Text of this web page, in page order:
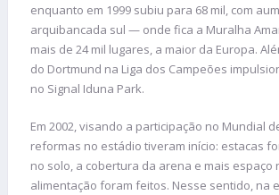
enquanto em 1999 subiu para 68 mil, com
arquibancada sul — onde fica a Muralha
mais de 24 mil lugares, a maior da Europa.
do Dortmund na Liga dos Campeões
no Signal Iduna Park.
Em 2002, visando a participação no Mundial
reformas no estádio tiveram início: estacas
no solo, a cobertura da arena e mais espaço
alimentação foram feitos. Nesse sentido, na